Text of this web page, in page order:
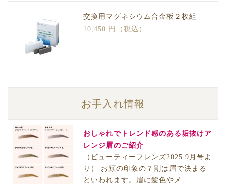
交換用マグネシウム合金板２枚組
10,450 円（税込）
お手入れ情報
おしゃれでトレンド感のある垢抜けア
レンジ眉のご紹介
（ビューティーフレンズ2025.9月号よ
り） お顔の印象の７割は眉で決まる
といわれます。眉に髪色やメ